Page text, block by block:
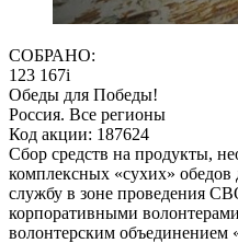
СОБРАНО:
123 167i
Обеды для Победы!
Россия. Все регионы
Код акции: 187624
Сбор средств на продукты,
комплексных «сухих» обедов
службу в зоне проведения
корпоративными
волонтерским